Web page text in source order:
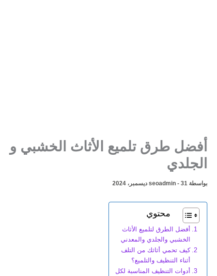
أفضل طرق تلميع الأثاث الخشبي و
الجلدي
بواسطة seoadmin - 31 ديسمبر، 2024
محتوي
أفضل الطرق لتلميع الأثاث
الخشبي والجلدي والمعدني
كيف تحمي أثاثك من التلف
أثناء التنظيف والتلميع؟
أدوات التنظيف المناسبة لكل